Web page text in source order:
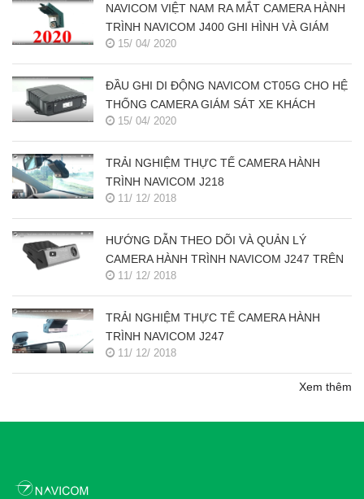
NAVICOM VIỆT NAM RA MẮT CAMERA HÀNH
TRÌNH NAVICOM J400 GHI HÌNH VÀ GIÁM
SÁT TRỰC TUYẾN ĐỒNG THỜI 2 KÊNH
15/ 04/ 2020
ĐẦU GHI DI ĐỘNG NAVICOM CT05G CHO HỆ
THỐNG CAMERA GIÁM SÁT XE KHÁCH
15/ 04/ 2020
TRẢI NGHIỆM THỰC TẾ CAMERA HÀNH
TRÌNH NAVICOM J218
11/ 12/ 2018
HƯỚNG DẪN THEO DÕI VÀ QUẢN LÝ
CAMERA HÀNH TRÌNH NAVICOM J247 TRÊN
SMART PHONE & MÁY TÍNH
11/ 12/ 2018
TRẢI NGHIỆM THỰC TẾ CAMERA HÀNH
TRÌNH NAVICOM J247
11/ 12/ 2018
Xem thêm